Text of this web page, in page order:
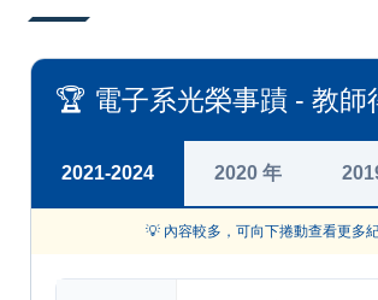
🏆 電子系光榮事蹟 - 教師
2021-2024 2020 年
💡 內容較多，可向下捲動查看更多